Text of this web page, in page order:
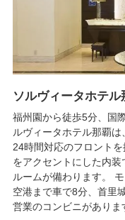
ソルヴィータホテル
福州園から徒歩5分、国
ルヴィータホテル那覇は
24時間対応のフロント
をアクセントにした内
ルームが備わります。
空港まで車で8分、首里
営業のコンビニがありま